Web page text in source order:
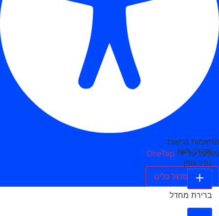
התאמות נגישות
מופעל על ידי OneTap
הסתר סרגל כלים
מודולי תוכן
גודל גופן
ברירת מחדל